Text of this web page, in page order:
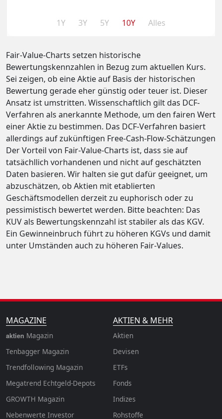
1Y 3Y 5Y 10Y Alles
Fair-Value-Charts setzen historische
Bewertungskennzahlen in Bezug zum aktuellen Kurs.
Sei zeigen, ob eine Aktie auf Basis der historischen
Bewertung gerade eher günstig oder teuer ist. Dieser
Ansatz ist umstritten. Wissenschaftlich gilt das DCF-
Verfahren als anerkannte Methode, um den fairen Wert
einer Aktie zu bestimmen. Das DCF-Verfahren basiert
allerdings auf zukünftigen Free-Cash-Flow-Schätzungen
Der Vorteil von Fair-Value-Charts ist, dass sie auf
tatsächllich vorhandenen und nicht auf geschätzten
Daten basieren. Wir halten sie gut dafür geeignet, um
abzuschätzen, ob Aktien mit etablierten
Geschäftsmodellen derzeit zu euphorisch oder zu
pessimistisch bewertet werden. Bitte beachten: Das
KUV als Bewertungskennzahl ist stabiler als das KGV.
Ein Gewinneinbruch führt zu höheren KGVs und damit
unter Umständen auch zu höheren Fair-Values.
MAGAZINE
aktien Magazin
Tenbagger Magazin
Trendfollowing Magazin
Megatrend Echtgeld-Depots
GROWTH Magazin
Nebenwerte Investor
AKTIEN & MEHR
Aktien
Devisen
ETFs
Fonds
Indizes
Rohstoffe